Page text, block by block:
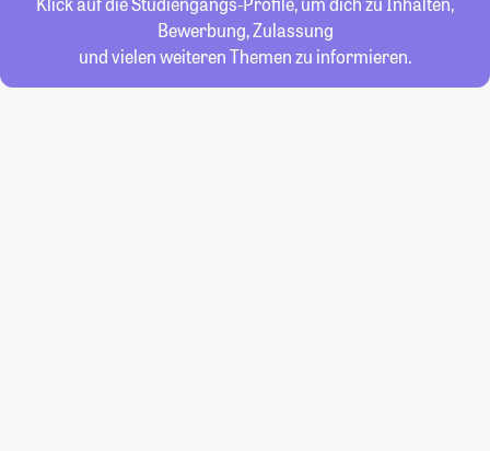
Bewerbung, Zulassung
und vielen weiteren Themen zu informieren.